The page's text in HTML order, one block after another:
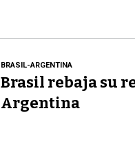
BRASIL-ARGENTINA
Brasil rebaja su
Argentina